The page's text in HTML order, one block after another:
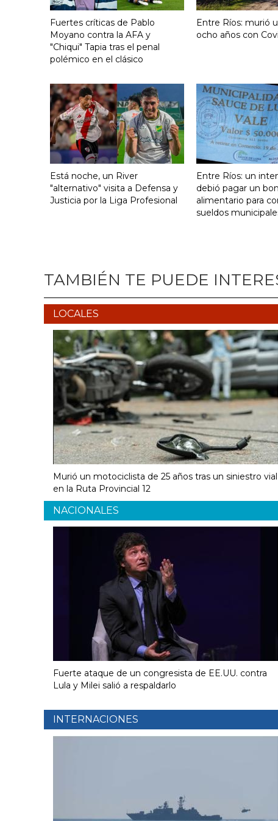
Fuertes críticas de Pablo
Moyano contra la AFA y
"Chiqui" Tapia tras el penal
polémico en el clásico
Entre Ríos: murió
ocho años con
Está noche, un River
"alternativo" visita a Defensa y
Justicia por la Liga Profesional
Entre Ríos: un
debió pagar un
alimentario para
sueldos
TAMBIÉN TE PUEDE
LOCALES
Murió un motociclista de 25 años tras un siniestro vial
en la Ruta Provincial 12
NACIONALES
Fuerte ataque de un congresista de EE.UU. contra
Lula y Milei salió a respaldarlo
INTERNACIONES